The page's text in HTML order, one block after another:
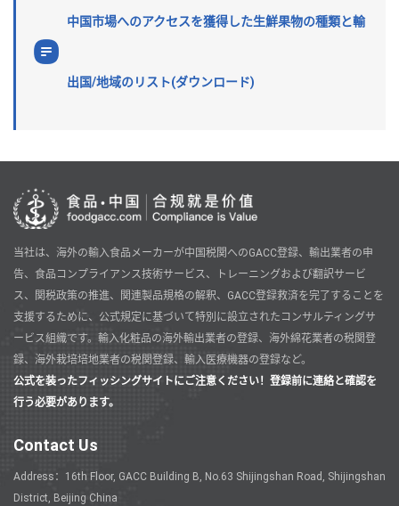
中国市場へのアクセスを獲得した生鮮果物の種類と輸
出国/地域のリスト(ダウンロード)
当社は、海外の輸入食品メーカーが中国税関へのGACC登録、輸出業者の申
告、食品コンプライアンス技術サービス、トレーニングおよび翻訳サービ
ス、関税政策の推進、関連製品規格の解釈、GACC登録救済を完了することを
支援するために、公式規定に基づいて特別に設立されたコンサルティングサ
ービス組織です。輸入化粧品の海外輸出業者の登録、海外綿花業者の税関登
録、海外栽培培地業者の税関登録、輸入医療機器の登録など。
公式を装ったフィッシングサイトにご注意ください！登録前に連絡と確認を
行う必要があります。
Contact Us
Address：16th Floor, GACC Building B, No.63 Shijingshan Road, Shijingshan
District, Beijing China